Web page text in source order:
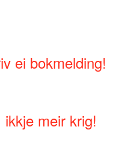
ei bokmelding!
meir krig!